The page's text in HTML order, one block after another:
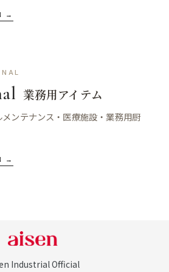
→
業務用アイテム
ンテナンス・医療施設・業務用厨
→
Industrial Official